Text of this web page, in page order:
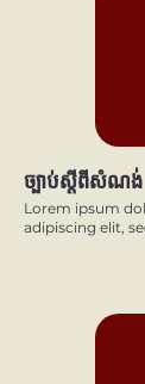
ច្បាប់ស្តីពីសំណង់
Lorem ipsum
adipiscing elit,